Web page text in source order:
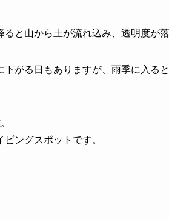
ると山から土が流れ込み、透明度が落
がる日もありますが、雨季に入る
ングスポットです。